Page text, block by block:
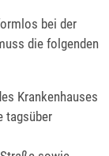
bei der
die folgenden
Krankenhauses
tagsüber